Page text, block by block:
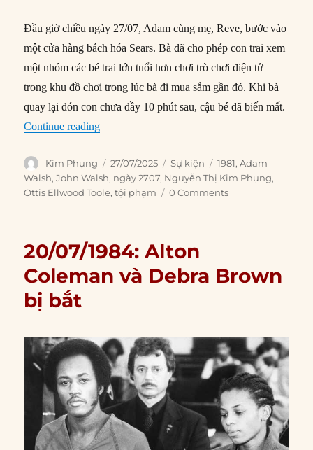
Đầu giờ chiều ngày 27/07, Adam cùng mẹ, Reve, bước vào
một cửa hàng bách hóa Sears. Bà đã cho phép con trai xem
một nhóm các bé trai lớn tuổi hơn chơi trò chơi điện tử
trong khu đồ chơi trong lúc bà đi mua sắm gần đó. Khi bà
quay lại đón con chưa đầy 10 phút sau, cậu bé đã biến mất.
Continue reading“27/07/1981: Cậu bé Adam Walsh bị bắt cóc”
Author
Kim Phụng
Posted
on
27/07/2025 Categories
Sự kiện Tags
1981,Adam
Walsh,John Walsh, ngày 2707, Nguyễn Thị Kim Phụng,
Ottis Ellwood Toole,tội phạm 0 Comments
20/07/1984: Alton
Coleman và Debra Brown
bị bắt